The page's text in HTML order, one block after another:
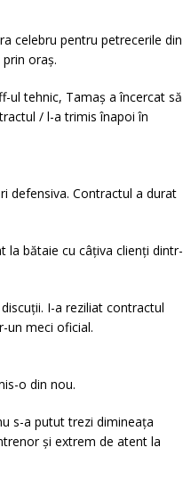
celebru pentru petrecerile din
oraș.
ul tehnic, Tamaș a încercat să
/ l-a trimis înapoi în
defensiva. Contractul a durat
la bătaie cu câțiva clienți dintr-
I-a reziliat contractul
un meci oficial.
o din nou.
s-a putut trezi dimineața
și extrem de atent la